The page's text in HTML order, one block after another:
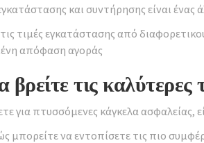
και συντήρησης είναι
τις τιμές εγκατάστασης από
απόφαση αγοράς
τις καλύτερες
για πτυσσόμενες κάγκελα ασφαλείας,
μπορείτε να εντοπίσετε τις πιο